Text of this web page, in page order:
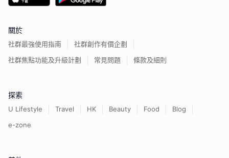
關於
社群最強使用指南
社群創作有價企劃
社群焦點功能及升級計劃
常見問題 條款及細則
探索
U Lifestyle Travel HK Beauty Food
Blog
e-zone